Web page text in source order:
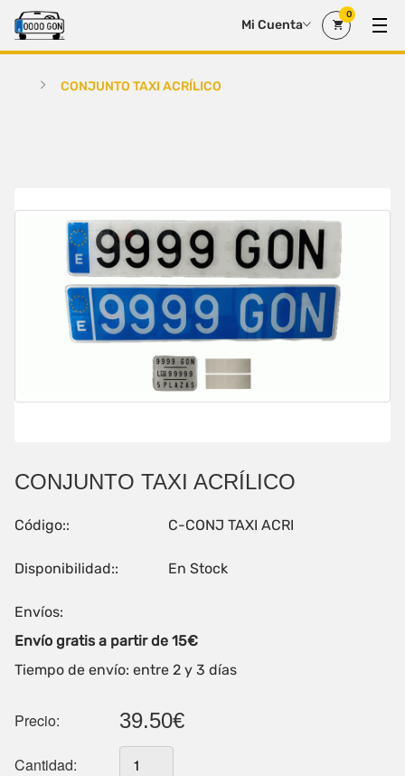
Mi Cuenta
0
CONJUNTO TAXI ACRÍLICO
CONJUNTO TAXI ACRÍLICO
Código:: C-CONJ TAXI ACRI
Disponibilidad:: En Stock
Envíos:
Envío gratis a partir de 15€
Tiempo de envío: entre 2 y 3 días
Precio: 39.50€
Cantidad: